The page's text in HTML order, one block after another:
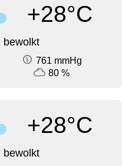
+28°C
bewolkt
761 mmHg
80 %
+28°C
bewolkt